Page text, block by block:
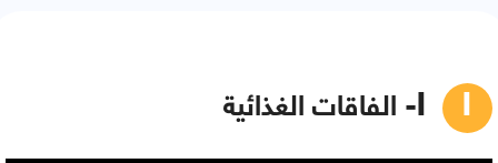
I- الفاقات الغذائية